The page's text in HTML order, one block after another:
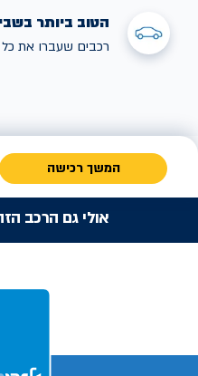
הטוב ביותר
רכבים שעברו את כל
המשך רכישה
אולי גם הרכב